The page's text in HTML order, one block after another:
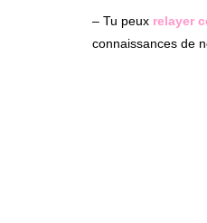
– Tu peux relayer
connaissances de